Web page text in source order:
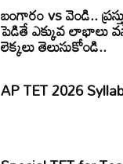
బంగారం vs వెండి..
పెడితే ఎక్కువ లాభాలు
లెక్కలు తెలుసుకోండి..
AP TET 2026